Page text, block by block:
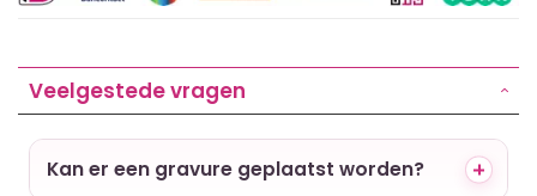
Veelgestede vragen
Kan er een gravure geplaatst worden?